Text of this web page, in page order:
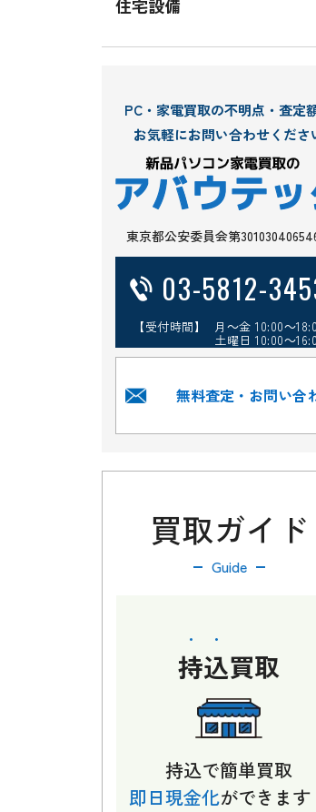
住宅設備
PC・家電買取の不明点・査定
お気軽にお問い合わせくださ
東京都公安委員会第
03-5812-
【受付時間】 月～金 10:00～
土曜日 10:00～
無料査定・お問い合
買取ガイド
Guide
持込買取
持込で簡単買取
即日現金化ができます